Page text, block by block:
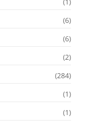
(6)
(6)
(2)
(284)
(1)
(1)